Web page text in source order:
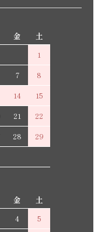
金
土
1
7
8
14
15
21
22
28
29
金
土
4
5